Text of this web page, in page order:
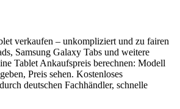
verkaufen – unkompliziert und zu fairen
Samsung Galaxy Tabs und weitere
Tablet Ankaufspreis berechnen: Modell
Preis sehen. Kostenloses
deutschen Fachhändler, schnelle